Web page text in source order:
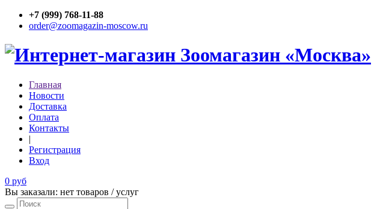
+7 (999) 768-11-88
order@zoomagazin-moscow.ru
Главная
Новости
Доставка
Оплата
Контакты
|
Регистрация
Вход
0 руб
Вы заказали: нет товаров / услуг